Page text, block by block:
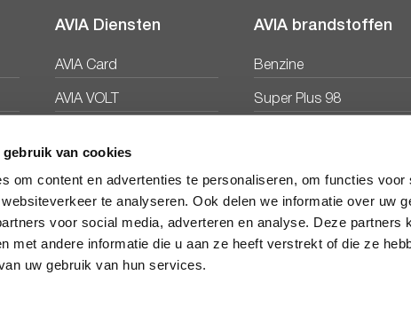
gebruik van cookies
om content en advertenties te personaliseren, om functies voor
te analyseren. Ook delen we informatie over uw
voor social media, adverteren en analyse. Deze partners
met andere informatie die u aan ze heeft verstrekt of die ze
uw gebruik van hun services.
AVIA Diensten
AVIA Card
AVIA VOLT
AVIA brandstoffen
Benzine
Super Plus 98